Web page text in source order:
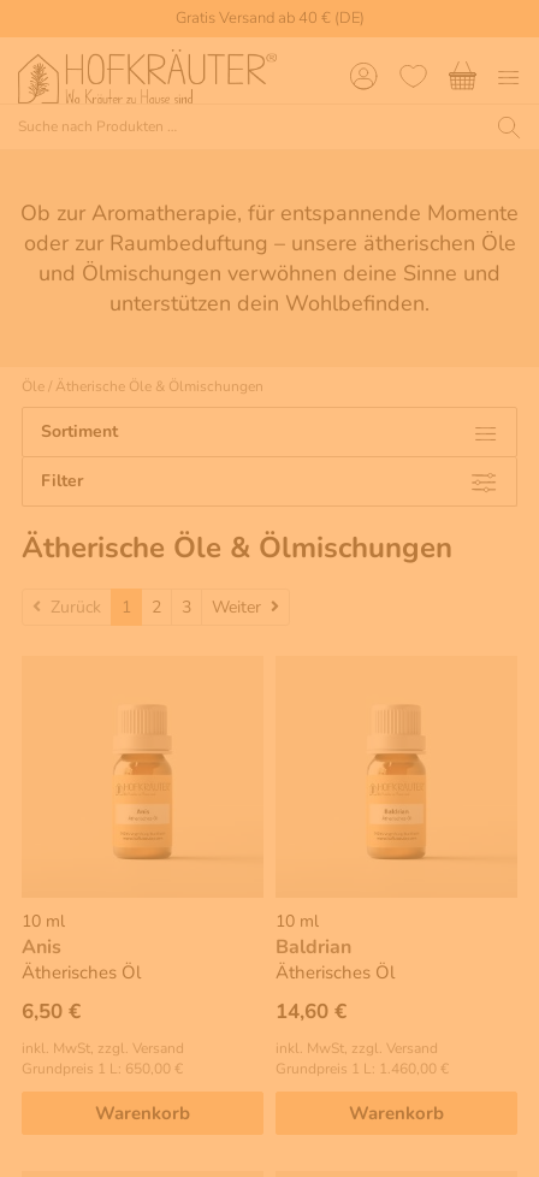
Gratis Versand ab 40 € (DE)
Ob zur Aromatherapie, für entspannende Momente
oder zur Raumbeduftung – unsere ätherischen Öle
und Ölmischungen verwöhnen deine Sinne und
unterstützen dein Wohlbefinden.
Öle/ Ätherische Öle & Ölmischungen
Sortiment
Filter
Ätherische Öle & Ölmischungen
Zurück 1 2 3 Weiter
10 ml
Anis
Ätherisches Öl
6,50 €
inkl. MwSt, zzgl. Versand
Grundpreis 1 L: 650,00 €
Warenkorb
10 ml
Baldrian
Ätherisches Öl
14,60 €
inkl. MwSt, zzgl. Versand
Grundpreis 1 L: 1.460,00 €
Warenkorb